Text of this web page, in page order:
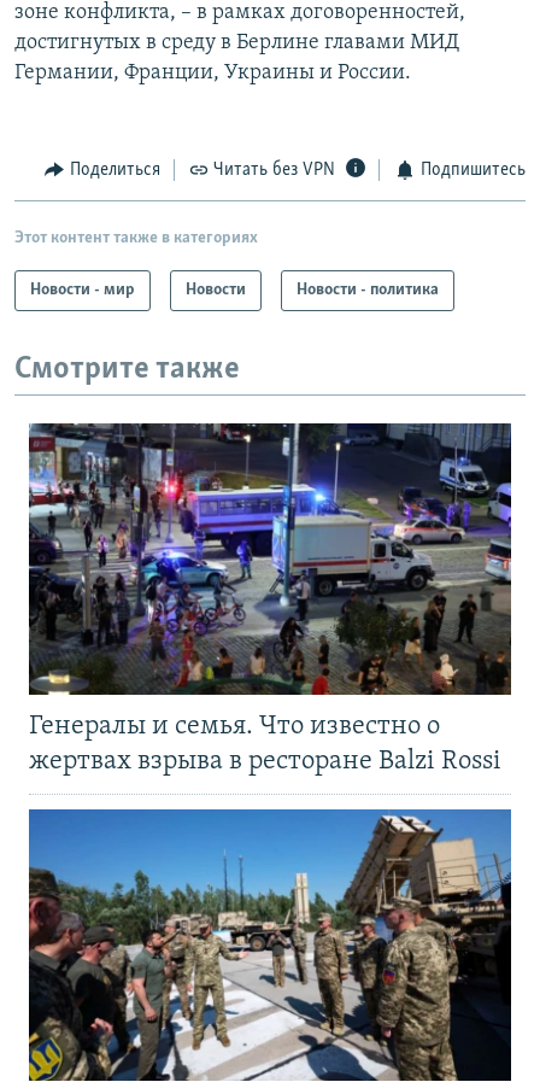
зоне конфликта, – в рамках договоренностей,
достигнутых в среду в Берлине главами МИД
Германии, Франции, Украины и России.
Поделиться Читать без VPN Подпишитесь
Этот контент также в категориях
Новости - мир Новости Новости - политика
Смотрите также
Генералы и семья. Что известно о
жертвах взрыва в ресторане Balzi Rossi